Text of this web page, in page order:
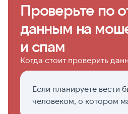
Проверьте по
данным на
и спам
Когда стоит проверить
Если планируете вести
человеком, о котором